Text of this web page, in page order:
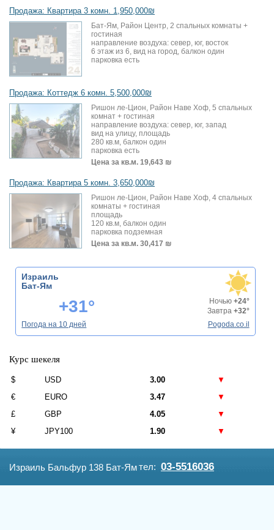
Израиль Бальфур 138 Бат-Ямтел: 03-5516036
Продажа: Квартира 3 комн. 1,950,000₪
Бат-Ям, Район Центр, 2 спальных комнаты +
гостиная
направление воздуха: север, юг, восток
6 этаж из 6, вид на город, балкон один
парковка есть
Продажа: Коттедж 6 комн. 5,500,000₪
Ришон ле-Цион, Район Наве Хоф, 5 спальных
комнат + гостиная
направление воздуха: север, юг, запад
вид на улицу, площадь
280 кв.м, балкон один
парковка есть
Цена за кв.м. 19,643 ₪
Продажа: Квартира 5 комн. 3,650,000₪
Ришон ле-Цион, Район Наве Хоф, 4 спальных
комнаты + гостиная
площадь
120 кв.м, балкон один
парковка подземная
Цена за кв.м. 30,417 ₪
Израиль
Бат-Ям
+31° Ночью +24°
Завтра +32°
Погода на 10 дней
Pogoda.co.il
Курс шекеля
$ USD 3.00
▼
€
EURO 3.47
▼
£
GBP 4.05
▼
¥
JPY100 1.90 ▼